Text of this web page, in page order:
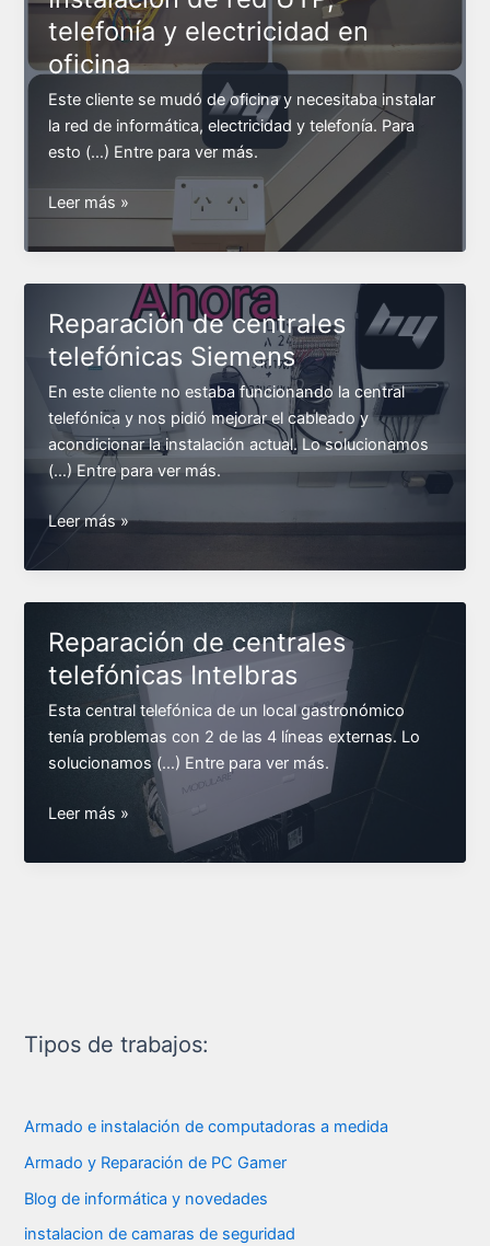
telefonía y electricidad en
oficina
Este cliente se mudó de oficina y necesitaba instalar
la red de informática, electricidad y telefonía. Para
esto (…) Entre para ver más.
Instalación
red
UTP,
y
electricidad
en
oficina
Leer más »
Reparación de centrales
telefónicas Siemens
En este cliente no estaba funcionando la central
telefónica y nos pidió mejorar el cableado y
acondicionar la instalación actual. Lo solucionamos
(…) Entre para ver más.
Reparación
centrales
telefónicas
Leer más »
Reparación de centrales
telefónicas Intelbras
Esta central telefónica de un local gastronómico
tenía problemas con 2 de las 4 líneas externas. Lo
solucionamos (…) Entre para ver más.
Reparación
centrales
Leer más »
Tipos de trabajos:
Armado e instalación de computadoras a medida
Armado y Reparación de PC Gamer
Blog de informática y novedades
instalacion de camaras de seguridad